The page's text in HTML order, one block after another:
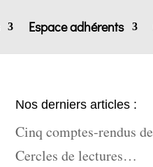
Espace adhérents
Nos derniers articles :
Cinq comptes-rendus de
Cercles de lectures…